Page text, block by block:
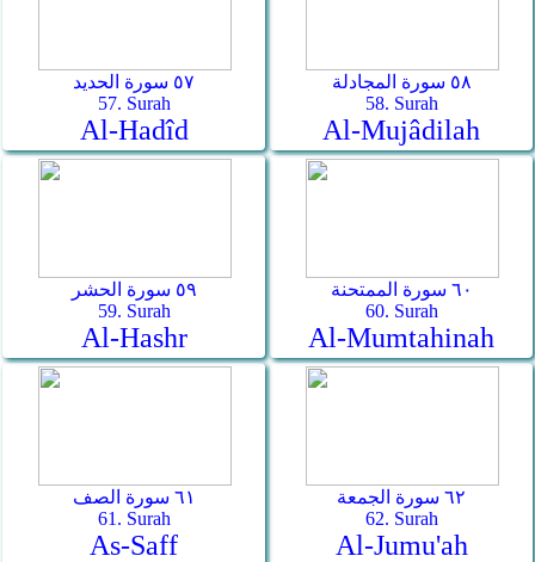
٥٧ سورة الحديد
57. Surah
Al-Hadîd
٥٨ سورة المجادلة
58. Surah
Al-Mujâdilah
٥٩ سورة الحشر
59. Surah
Al-Hashr
٦٠ سورة الممتحنة
60. Surah
Al-Mumtahinah
٦١ سورة الصف
61. Surah
As-Saff
٦٢ سورة الجمعة
62. Surah
Al-Jumu'ah